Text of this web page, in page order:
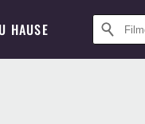
HAUSE